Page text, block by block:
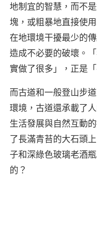
地制宜的智慧，而不
塊，或粗暴地直接使
在地環境干擾最少的
造成不必要的破壞。
實做了很多」，正是
而古道和一般登山步
環境，古道還承載了
生活發展與自然互動
了長滿青苔的大石頭
子和深綠色玻璃老酒
的？